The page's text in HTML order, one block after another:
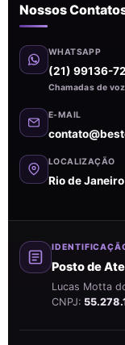
Nossos
WHATSAPP
(21) 99136-
Chamadas de
E-MAIL
LOCALIZAÇÃO
Rio de Janeiro
Posto de
Lucas Motta
CNPJ: